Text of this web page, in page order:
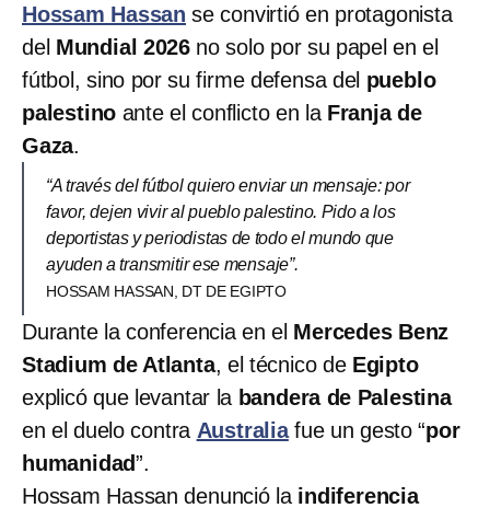
Hossam Hassan se convirtió en protagonista
del Mundial 2026 no solo por su papel en el
fútbol, sino por su firme defensa del pueblo
palestino ante el conflicto en la Franja de
Gaza.
“A través del fútbol quiero ​enviar un ​mensaje: por
favor, dejen vivir al pueblo palestino. Pido a los ​
deportistas y periodistas de todo el mundo que
ayuden ‌a transmitir ese mensaje”.
HOSSAM HASSAN, DT DE EGIPTO
Durante la conferencia en el Mercedes Benz
Stadium de Atlanta, el técnico de Egipto
explicó que levantar la bandera de Palestina
en el duelo contra Australiafue un gesto “por
humanidad”.
Hossam Hassan denunció laindiferencia